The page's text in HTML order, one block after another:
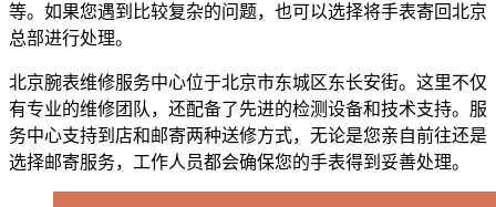
等。如果您遇到比较复杂的问题，也可以选择将手表寄回北京
总部进行处理。
北京腕表维修服务中心位于北京市东城区东长安街。这里不仅
有专业的维修团队，还配备了先进的检测设备和技术支持。服
务中心支持到店和邮寄两种送修方式，无论是您亲自前往还是
选择邮寄服务，工作人员都会确保您的手表得到妥善处理。